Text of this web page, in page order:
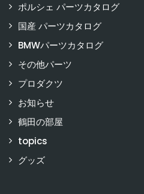
ポルシェ パーツカタログ
国産 パーツカタログ
BMWパーツカタログ
その他パーツ
プロダクツ
お知らせ
鶴田の部屋
topics
グッズ